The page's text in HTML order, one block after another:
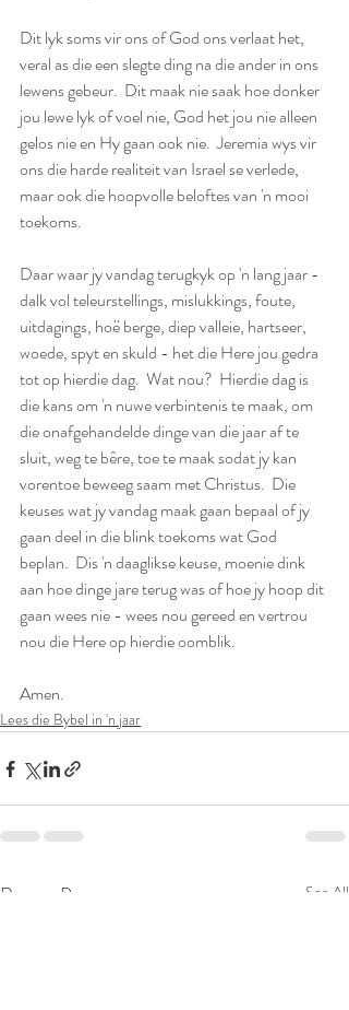
Dit lyk soms vir ons of God ons verlaat het,
veral as die een slegte ding na die ander in ons
lewens gebeur.  Dit maak nie saak hoe donker
jou lewe lyk of voel nie, God het jou nie alleen
gelos nie en Hy gaan ook nie.  Jeremia wys vir
ons die harde realiteit van Israel se verlede,
maar ook die hoopvolle beloftes van 'n mooi
toekoms.
Daar waar jy vandag terugkyk op 'n lang jaar -
dalk vol teleurstellings, mislukkings, foute,
uitdagings, hoë berge, diep valleie, hartseer,
woede, spyt en skuld - het die Here jou gedra
tot op hierdie dag.  Wat nou?  Hierdie dag is
die kans om 'n nuwe verbintenis te maak, om
die onafgehandelde dinge van die jaar af te
sluit, weg te bêre, toe te maak sodat jy kan
vorentoe beweeg saam met Christus.  Die
keuses wat jy vandag maak gaan bepaal of jy
gaan deel in die blink toekoms wat God
beplan.  Dis 'n daaglikse keuse, moenie dink
aan hoe dinge jare terug was of hoe jy hoop dit
gaan wees nie - wees nou gereed en vertrou
nou die Here op hierdie oomblik.
Amen.
Lees die Bybel in 'n jaar
Recent Posts See All